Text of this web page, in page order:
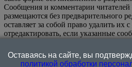
Сообщения и комментарии читателей
размещаются без предварительного
оставляет за собой право удалить их
отредактировать, если указанные
или нарушением иных требований
информационном ресурсе
Оставаясь на сайте, вы
политикой обработки